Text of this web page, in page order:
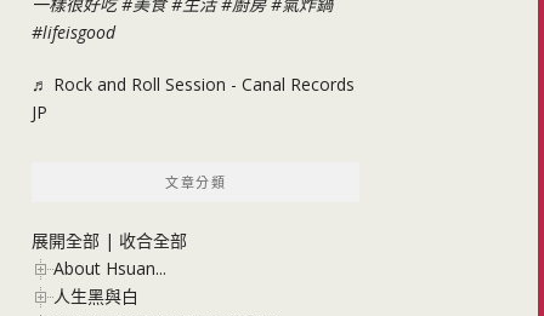
#lifeisgood
♬ Rock and Roll Session - Canal Records
JP
文章分類
展開全部 | 收合全部
About Hsuan...
人生黑與白